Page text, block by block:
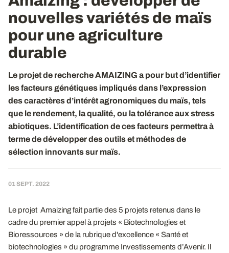
nouvelles variétés de maïs
pour une agriculture
durable
Le projet de recherche AMAIZING a pour but d’identifier
les facteurs génétiques impliqués dans l’expression
des caractères d’intérêt agronomiques du maïs, tels
que le rendement, la qualité, ou la tolérance aux stress
abiotiques. L’identification de ces facteurs permettra à
terme de développer des outils et méthodes de
sélection innovants sur maïs.
01 SEPT. 2022
Le projet Amaizing fait partie des 5 projets retenus dans le
cadre du premier appel à projets « Biotechnologies et
Bioressources » de la rubrique d'excellence « Santé et
biotechnologies » du programme Investissements d’Avenir. Il